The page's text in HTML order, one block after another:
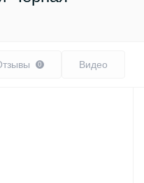
0 Видео